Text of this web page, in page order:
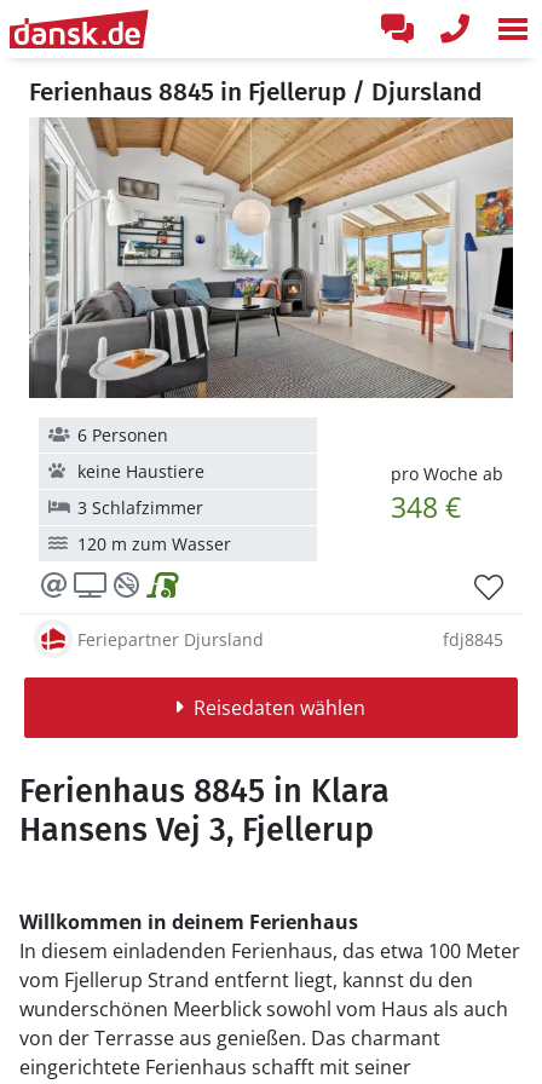
Ferienhaus 8845 in Fjellerup / Djursland
pro Woche ab
348 €
6 Personen
keine Haustiere
3 Schlafzimmer
120 m zum Wasser
Feriepartner Djursland fdj8845
Reisedaten wählen
Ferienhaus 8845 in Klara
Hansens Vej 3, Fjellerup
Willkommen in deinem Ferienhaus
In diesem einladenden Ferienhaus, das etwa 100 Meter
vom Fjellerup Strand entfernt liegt, kannst du den
wunderschönen Meerblick sowohl vom Haus als auch
von der Terrasse aus genießen. Das charmant
eingerichtete Ferienhaus schafft mit seiner